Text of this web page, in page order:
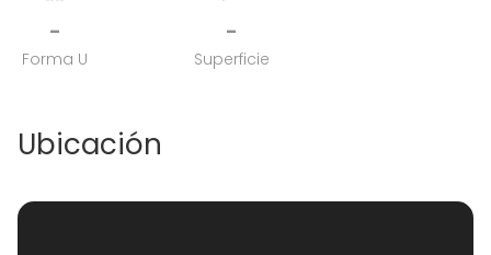
-
Forma U
-
Superficie
Ubicación